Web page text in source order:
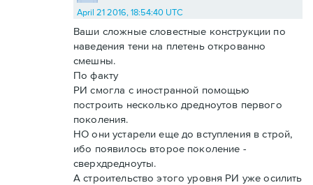
April 21 2016, 18:54:40 UTC
Ваши сложные словестные конструкции по
наведения тени на плетень открованно
смешны.
По факту
РИ смогла с иностранной помощью
построить несколько дредноутов первого
поколения.
НО они устарели еще до вступления в строй,
ибо появилось второе поколение -
сверхдредноуты.
А строительство этого уровня РИ уже осилить